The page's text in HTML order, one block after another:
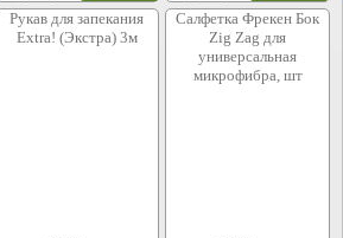
Рукав для запекания
Extra! (Экстра) 3м
Салфетка Фрекен Бок
Zig Zag для
универсальная
микрофибра, шт